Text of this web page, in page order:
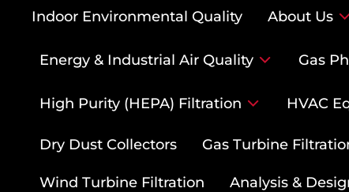
Indoor Environmental Quality About Us
Energy & Industrial Air Quality Gas
High Purity (HEPA) Filtration HVAC
Dry Dust Collectors Gas Turbine
Wind Turbine Filtration Analysis &